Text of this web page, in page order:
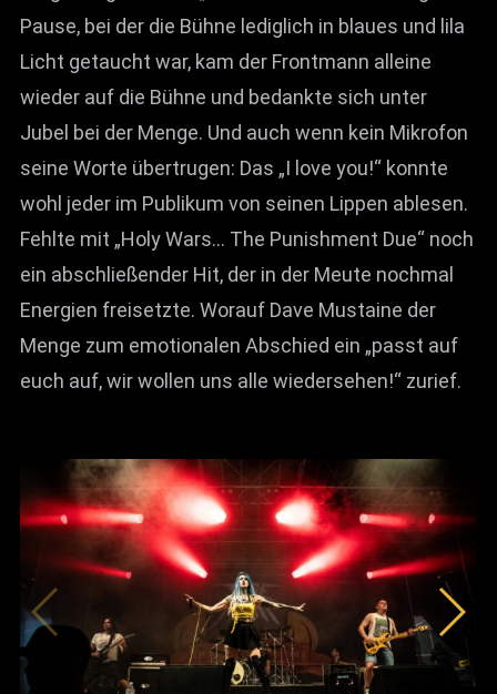
Pause, bei der die Bühne lediglich in blaues und lila
Licht getaucht war, kam der Frontmann alleine
wieder auf die Bühne und bedankte sich unter
Jubel bei der Menge. Und auch wenn kein Mikrofon
seine Worte übertrugen: Das „I love you!“ konnte
wohl jeder im Publikum von seinen Lippen ablesen.
Fehlte mit „Holy Wars… The Punishment Due“ noch
ein abschließender Hit, der in der Meute nochmal
Energien freisetzte. Worauf Dave Mustaine der
Menge zum emotionalen Abschied ein „passt auf
euch auf, wir wollen uns alle wiedersehen!“ zurief.